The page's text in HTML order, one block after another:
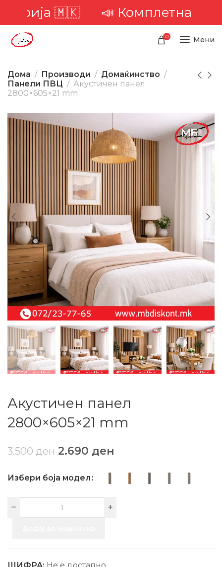
🇲🇰📣 Комплетна
0 Мени
Дома Производи
Домаќинство
Панели ПВЦ
Акустичен панел
2800×605×21 mm
-23%
Акустичен панел
2800×605×21 mm
3.500ден 2.690 ден
Избери боја модел